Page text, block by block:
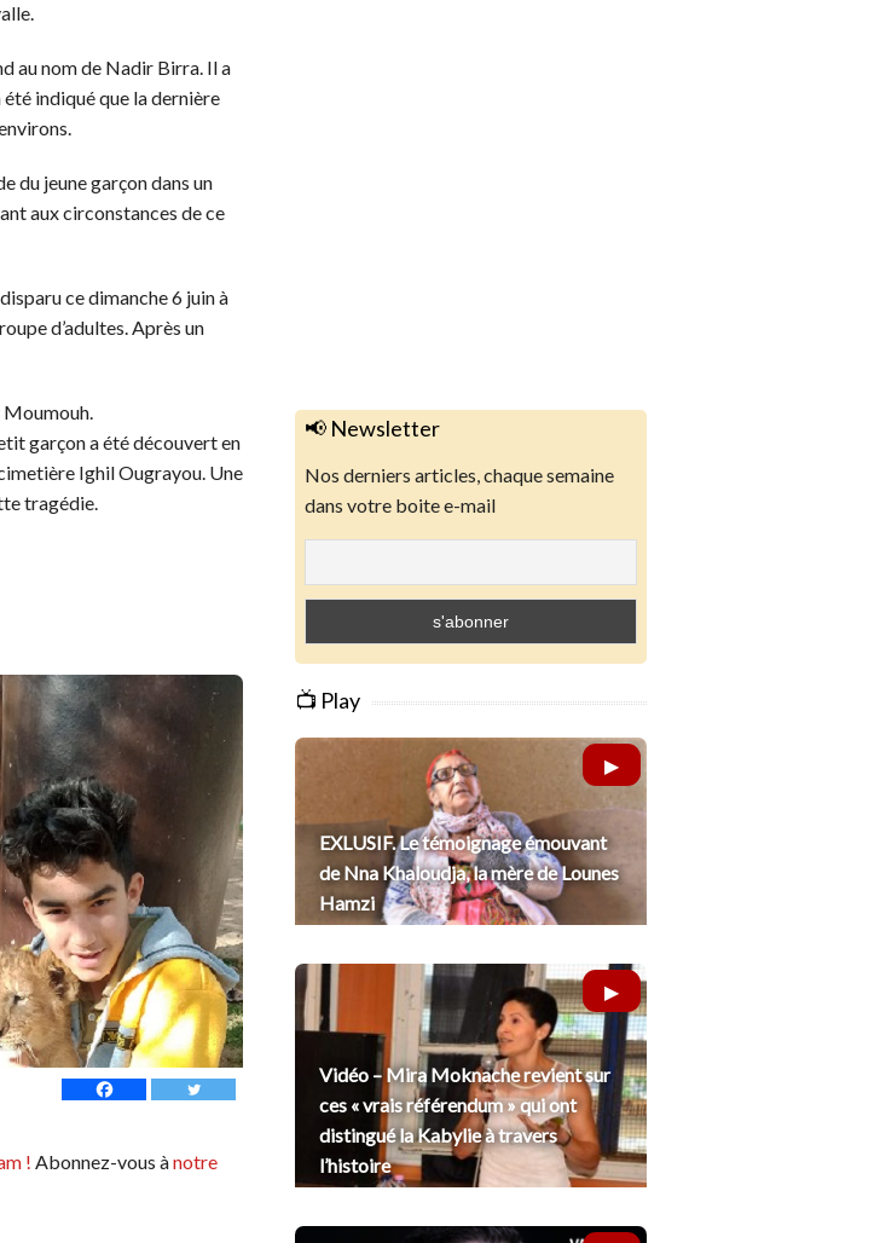
au nom de Nadir Birra. Il a
indiqué que la dernière
du jeune garçon dans un
aux circonstances de ce
ce dimanche 6 juin à
d’adultes. Après un
Moumouh.
garçon a été découvert en
Ighil Ougrayou. Une
tragédie.
! Abonnez-vous ànotre
📢 Newsletter
Nos derniers articles, chaque semaine
dans votre boite e-mail
📺 Play
EXLUSIF. Le témoignage émouvant
de Nna Khaloudja, la mère de Lounes
Hamzi
Vidéo – Mira Moknache revient sur
ces « vrais référendum » qui ont
distingué la Kabylie à travers
l’histoire